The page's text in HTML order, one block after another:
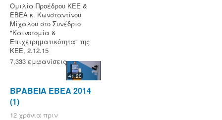
Ομιλία Πρoέδρου ΚΕΕ &
ΕΒΕΑ κ. Κωνσταντίνου
Μίχαλου στο Συνέδριο
"Καινοτομία &
Επιχειρηματικότητα" της
ΚΕΕ, 2.12.15
7,333 εμφανίσεις
41:20
ΒΡΑΒΕΙΑ ΕΒΕΑ 2014
(1)
12 χρόνια πριν